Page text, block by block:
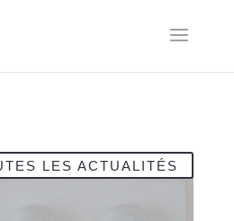
LES ACTUALITÉS